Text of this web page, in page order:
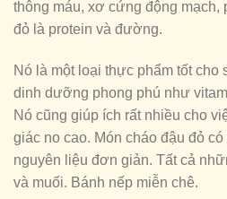
thông máu, xơ cứng động mạch,
đỏ là protein và đường.
Nó là một loại thực phẩm tốt cho
dinh dưỡng phong phú như
Nó cũng giúp ích rất nhiều cho
giác no cao. Món cháo đậu đỏ
nguyên liệu đơn giản. Tất cả
và muối. Bánh nếp miễn chê.